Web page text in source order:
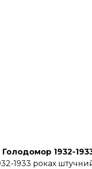
Голодомор 1932-
1933 роках